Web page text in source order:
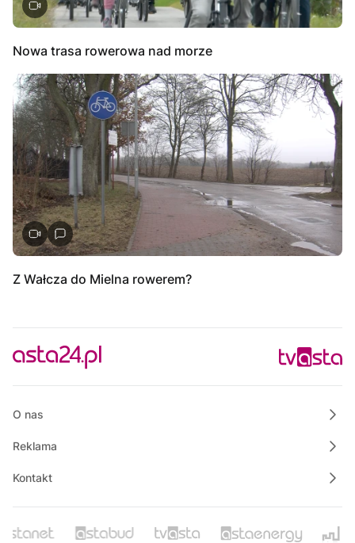
Nowa trasa rowerowa nad morze
Z Wałcza do Mielna rowerem?
O nas
Reklama
Kontakt